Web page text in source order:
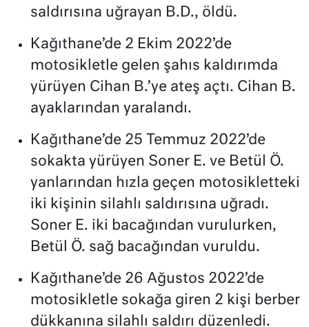
saldırısına uğrayan B.D., öldü.
Kağıthane’de 2 Ekim 2022’de
motosikletle gelen şahıs kaldırımda
yürüyen Cihan B.’ye ateş açtı. Cihan B.
ayaklarından yaralandı.
Kağıthane’de 25 Temmuz 2022’de
sokakta yürüyen Soner E. ve Betül Ö.
yanlarından hızla geçen motosikletteki
iki kişinin silahlı saldırısına uğradı.
Soner E. iki bacağından vurulurken,
Betül Ö. sağ bacağından vuruldu.
Kağıthane’de 26 Ağustos 2022’de
motosikletle sokağa giren 2 kişi berber
dükkanına silahlı saldırı düzenledi.